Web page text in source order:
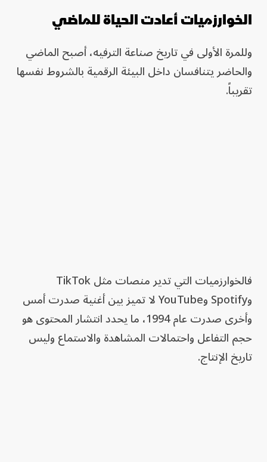
الخوارزميات أعادت الحياة للماضي
وللمرة الأولى في تاريخ صناعة الترفيه، أصبح الماضي
والحاضر يتنافسان داخل البيئة الرقمية بالشروط نفسها
تقريباً.
فالخوارزميات التي تدير منصات مثل TikTok
وSpotify وYouTube لا تميز بين أغنية صدرت أمس
وأخرى صدرت عام 1994، ما يحدد انتشار المحتوى هو
حجم التفاعل واحتمالات المشاهدة والاستماع وليس
تاريخ الإنتاج.